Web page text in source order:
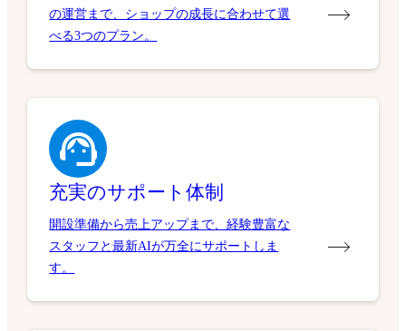
の運営まで、ショップの成長に合わせて選
べる3つのプラン。
充実のサポート体制
開設準備から売上アップまで、経験豊富な
スタッフと最新AIが万全にサポートしま
す。